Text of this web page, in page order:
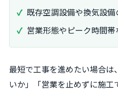
既存空調設備や換気設
営業形態やピーク時間
最短で工事を進めたい場合
いか」「営業を止めずに施工